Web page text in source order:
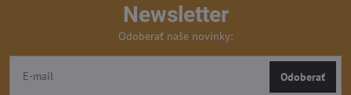
Newsletter
Odoberať naše novinky:
Odoberať